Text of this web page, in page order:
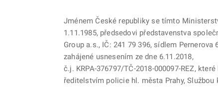
Jménem České republiky se tímto
1.11.1985, předsedovi představenstva
Group a.s., IČ: 241 79 396, sídlem
zahájené usnesením ze dne 6.11.2018,
č.j. KRPA-376797/TČ-2018-000097-REZ,
ředitelstvím policie hl. města Prahy,